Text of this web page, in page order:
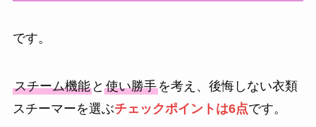
です。
スチーム機能と 使い勝手を考え、後悔しない衣類
スチーマーを選ぶチェックポイントは6点です。